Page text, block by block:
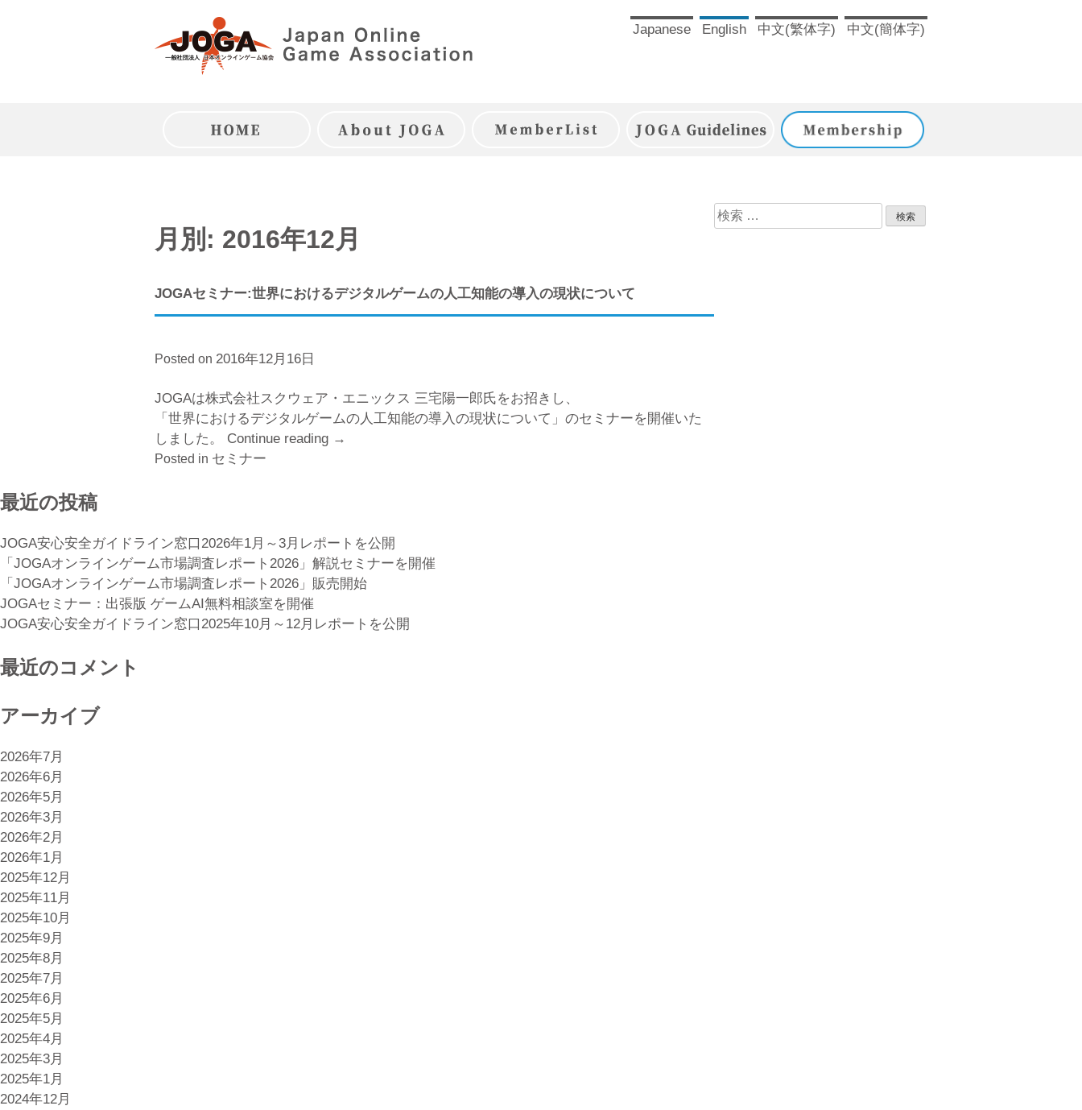
Japanese English 中文(繁体字) 中文(簡体字)
トップページ JOGAとは JOGA会員一覧 JOGAガイドライン 入会のご案内
月別: 2016年12月
JOGAセミナー:世界におけるデジタルゲームの人工知能の導入の現状について
Posted on 2016年12月16日
JOGAは株式会社スクウェア・エニックス 三宅陽一郎氏をお招きし、
「世界におけるデジタルゲームの人工知能の導入の現状について」のセミナーを開催いた
しました。 Continue reading “JOGA
世
界
に
け
→
Posted in セミナー
検
索:
最近の投稿
JOGA安心安全ガイドライン窓口2026年1月～3月レポートを公開
「JOGAオンラインゲーム市場調査レポート2026」解説セミナーを開催
「JOGAオンラインゲーム市場調査レポート2026」販売開始
JOGAセミナー：出張版 ゲームAI無料相談室を開催
JOGA安心安全ガイドライン窓口2025年10月～12月レポートを公開
最近のコメント
アーカイブ
2026年7月
2026年6月
2026年5月
2026年3月
2026年2月
2026年1月
2025年12月
2025年11月
2025年10月
2025年9月
2025年8月
2025年7月
2025年6月
2025年5月
2025年4月
2025年3月
2025年1月
2024年12月